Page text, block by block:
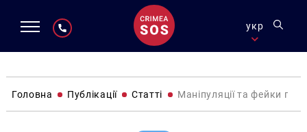
укр
Головна Публікації Статті Маніпуляції та фейки